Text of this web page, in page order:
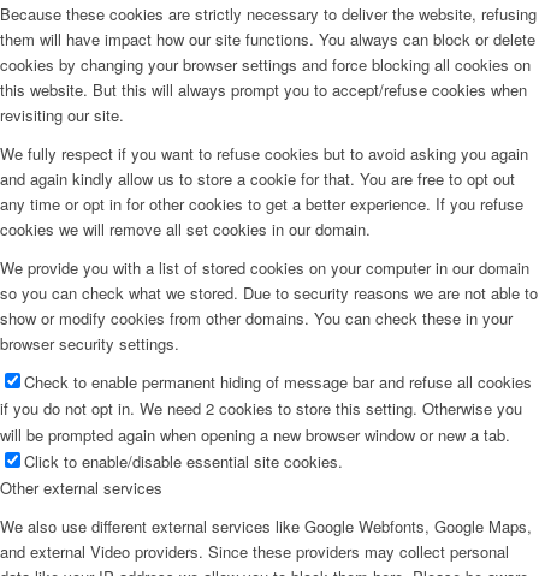
Because these cookies are strictly necessary to deliver the website, refusing
them will have impact how our site functions. You always can block or delete
cookies by changing your browser settings and force blocking all cookies on
this website. But this will always prompt you to accept/refuse cookies when
revisiting our site.
We fully respect if you want to refuse cookies but to avoid asking you again
and again kindly allow us to store a cookie for that. You are free to opt out
any time or opt in for other cookies to get a better experience. If you refuse
cookies we will remove all set cookies in our domain.
We provide you with a list of stored cookies on your computer in our domain
so you can check what we stored. Due to security reasons we are not able to
show or modify cookies from other domains. You can check these in your
browser security settings.
Check to enable permanent hiding of message bar and refuse all cookies
if you do not opt in. We need 2 cookies to store this setting. Otherwise you
will be prompted again when opening a new browser window or new a tab.
Click to enable/disable essential site cookies.
Other external services
We also use different external services like Google Webfonts, Google Maps,
and external Video providers. Since these providers may collect personal